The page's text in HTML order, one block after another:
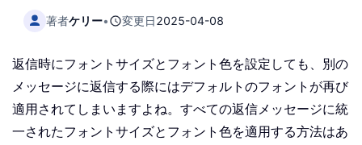
著者ケリー• 変更日2025-04-08
返信時にフォントサイズとフォント色を設定しても、別の
メッセージに返信する際にはデフォルトのフォントが再び
適用されてしまいますよね。すべての返信メッセージに統
一されたフォントサイズとフォント色を適用する方法はあ